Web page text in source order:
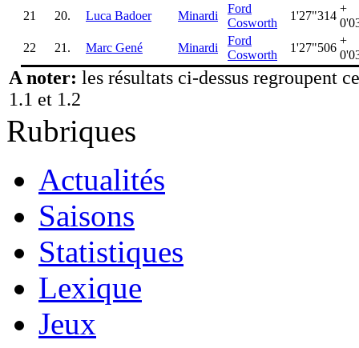
21
20. Luca Badoer Minardi
Ford
Cosworth
1'27"314
+
22
21. Marc Gené Minardi
Ford
Cosworth
1'27"506
+
A noter: les résultats ci-dessus regroupent
1.1 et 1.2
Rubriques
Actualités
Saisons
Statistiques
Lexique
Jeux